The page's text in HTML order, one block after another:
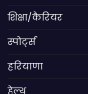
शिक्षा/कैरियर
स्पोर्ट्स
हरियाणा
हेल्थ